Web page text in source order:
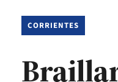
CORRIENTES